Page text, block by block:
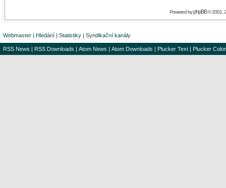
Powered byphpBB© 2001,
Webmaster | Hledání | Statistiky | Syndikační kanály
RSS News | RSS Downloads | Atom News | Atom Downloads | Plucker Text | Plucker Color